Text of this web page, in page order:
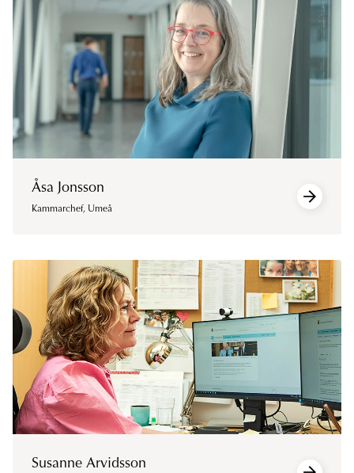
Åsa Jonsson
Kammarchef, Umeå
Susanne Arvidsson